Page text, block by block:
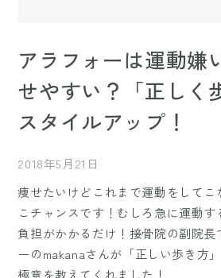
アラフォーは運動嫌
せやすい？「正しく
スタイルアップ！
2018年5月21日
痩せたいけどこれまで運動をしてこ
こチャンスです！むしろ急に運動
負担がかかるだけ！接骨院の副院
ーのmakanaさんが「正しい歩き方
極意を教えてくれました！